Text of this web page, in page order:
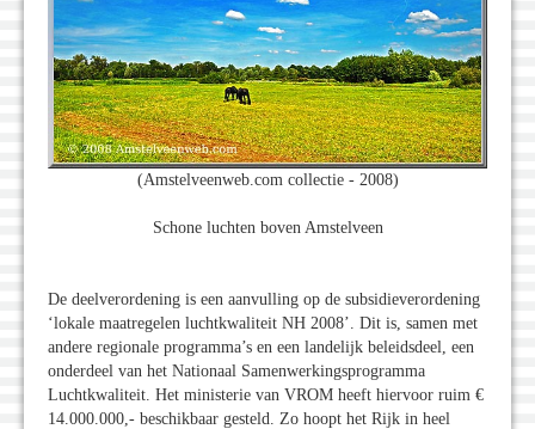
(Amstelveenweb.com collectie - 2008)
Schone luchten boven Amstelveen
De deelverordening is een aanvulling op de subsidieverordening
‘lokale maatregelen luchtkwaliteit NH 2008’. Dit is, samen met
andere regionale programma’s en een landelijk beleidsdeel, een
onderdeel van het Nationaal Samenwerkingsprogramma
Luchtkwaliteit. Het ministerie van VROM heeft hiervoor ruim €
14.000.000,- beschikbaar gesteld. Zo hoopt het Rijk in heel